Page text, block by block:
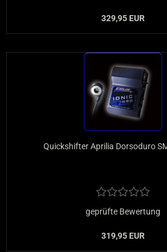
329,95 EUR
Quickshifter Aprilia Dorsoduro
geprüfte Bewertung
319,95 EUR